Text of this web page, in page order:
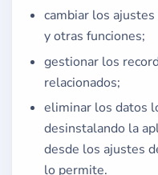
cambiar los
y otras funciones;
gestionar los
relacionados;
eliminar los datos
desinstalando la
desde los ajustes
lo permite.